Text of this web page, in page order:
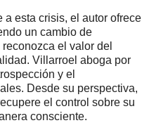
a esta crisis, el autor ofrece
un cambio de
el valor del
Villarroel aboga por
y el
Desde su perspectiva,
el control sobre su
consciente.